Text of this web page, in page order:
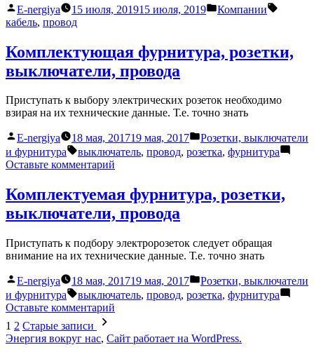
Написано
автором
E-nergiya 15 июля, 201915 июля, 2019
Написано
Компании
кабель, провод
Комплектующая фурнитура, розетки,
выключатели, провода
Приступать к выбору электрических розеток необходимо
взирая на их технические данные. Т.е. точно знать
Написано
автором
E-nergiya 18 мая, 201719 мая, 2017
Написано
в
Розетки, выключатели
и фурнитура
Метки:
выключатель, провод, розетка, фурнитура
Оставьте комментарий
фурнитура,
розетки,
выключатели,
Комплектуемая фурнитура, розетки,
выключатели, провода
Приступать к подбору электророзеток следует обращая
внимание на их технические данные. Т.е. точно знать
Написано
автором
E-nergiya 18 мая, 201719 мая, 2017
Написано
в
Розетки, выключатели
и фурнитура
Метки:
выключатель, провод, розетка, фурнитура
Оставьте комментарий
фурнитура,
розетки,
Пагинация
записей
1 2 Старые записи
Энергия вокруг нас, Сайт работает на WordPress.